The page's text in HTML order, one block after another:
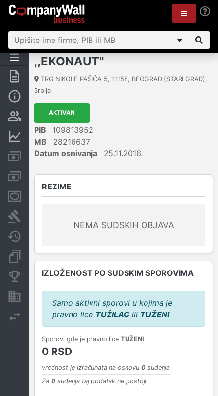
Rezime
Osnovni podaci
Vlasnička struktura
Kreditni limit kompanije
Računi i blokade
Menice i zaloge
Dokumenti i objave
Konkurentske kompanije
,,EKONAUT"
TRG NIKOLE PAŠIĆA 5, 11158, BEOGRAD (STARI GRAD),
Srbija
AKTIVAN
PIB
109813952
MB
28216637
Datum osnivanja
25.11.2016.
REZIME
NEMA SUDSKIH OBJAVA
IZLOŽENOST PO SUDSKIM SPOROVIMA
Samo aktivni sporovi u kojima je
pravno lice TUŽILAC ili TUŽENI
Sporovi gde je pravno lice TUŽENI
0 RSD
vrednost je izračunata na osnovu 0 suđenja
Za 0 suđenja taj podatak ne postoji